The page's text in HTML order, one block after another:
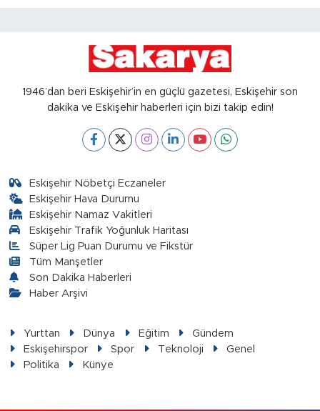
1946’dan beri Eskişehir’in en güçlü gazetesi, Eskişehir son
dakika ve Eskişehir haberleri için bizi takip edin!
Eskişehir Nöbetçi Eczaneler
Eskişehir Hava Durumu
Eskişehir Namaz Vakitleri
Eskişehir Trafik Yoğunluk Haritası
Süper Lig Puan Durumu ve Fikstür
Tüm Manşetler
Son Dakika Haberleri
Haber Arşivi
Yurttan Dünya Eğitim
Gündem
Eskişehirspor
Spor Teknoloji
Genel
Politika
Künye